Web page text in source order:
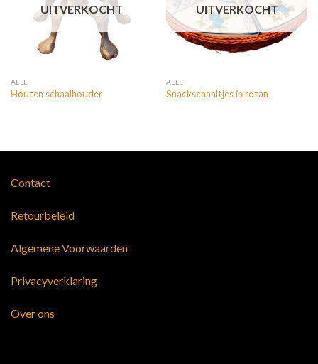
UITVERKOCHT
ALLE
Houten schaalhouder
UITVERKOCHT
ALLE
Snackschaaltjes in rotan
Contact
Retourbeleid
Algemene Voorwaarden
Privacyverklaring
Over ons